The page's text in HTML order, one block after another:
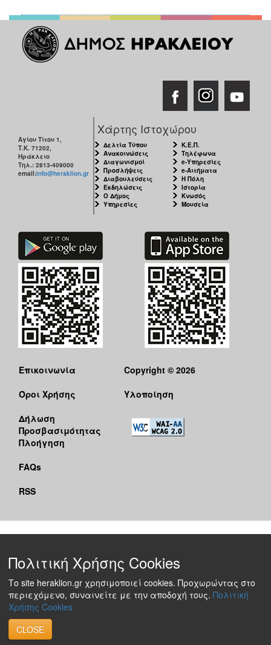
ΠΟΛΙΤΙΣΜΟΣ
ΑΝΘΕΚΤΙΚΗ
Αγίου Τίτου 1,
Τ.Κ. 71202,
Ηράκλειο
Τηλ.: 2813-409000
email:info@heraklion.gr
Χάρτης Ιστοχώρου
Δελτία Τύπου
Ανακοινώσεις
Διαγωνισμοί
Προσλήψεις
Διαβουλεύσεις
Εκδηλώσεις
Ο Δήμος
Υπηρεσίες
Κ.Ε.Π.
Τηλέφωνα
e-Υπηρεσίες
e-Αιτήματα
Η Πόλη
Ιστορία
Κνωσός
Μουσεία
Επικοινωνία
Όροι Χρήσης
Δήλωση
Προσβασιμότητας
Πλοήγηση
FAQs
RSS
Copyright © 2026
Υλοποίηση
Πολιτική Χρήσης Cookies
Το site heraklion.gr χρησιμοποιεί cookies. Προχωρώντας στο
περιεχόμενο, συναινείτε με την αποδοχή τους. Πολιτική
Χρήσης Cookies
CLOSE